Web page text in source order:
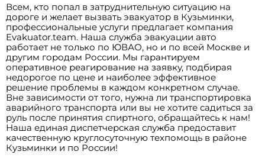
Всем, кто попал в затруднительную ситуацию на
дороге и желает вызвать эвакуатор в Кузьминки,
профессиональные услуги предлагает компания
Evakuator.team. Наша служба эвакуации авто
работает не только по ЮВАО, но и по всей Москве и
другим городам России. Мы гарантируем
оперативное реагирование на заявку, подбирая
недорогое по цене и наиболее эффективное
решение проблемы в каждом конкретном случае.
Вне зависимости от того, нужна ли транспортировка
аварийного транспорта или вы не хотите садиться за
руль после принятия спиртного, обращайтесь к нам!
Наша единая диспетчерская служба предоставит
качественную круглосуточную техпомощь в районе
Кузьминки и по России!